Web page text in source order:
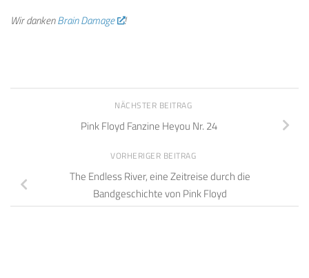
Wir dankenBrain Damage !
NÄCHSTER BEITRAG
Pink Floyd Fanzine Heyou Nr. 24
VORHERIGER BEITRAG
The Endless River, eine Zeitreise durch die
Bandgeschichte von Pink Floyd